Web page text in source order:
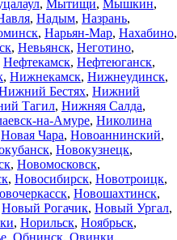
, Мытищи, Мышкин,
, Надым, Назрань,
, Нарьян-Мар, Нахабино,
, Невьянск, Неготино,
Нефтекамск, Нефтеюганск,
, Нижнекамск, Нижнеудинск,
Бестях, Нижний
Тагил, Нижняя Салда,
на-Амуре, Николина
Новая Чара, Новоаннинский,
, Новокузнецк,
, Новомосковск,
, Новосибирск, Новотроицк,
, Новошахтинск,
Новый Рогачик, Новый Ургал,
, Норильск, Ноябрьск,
, Обнинск, Овинки,